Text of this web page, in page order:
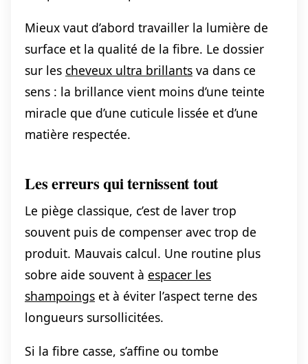
Mieux vaut d’abord travailler la lumière de
surface et la qualité de la fibre. Le dossier
sur les cheveux ultra brillants va dans ce
sens : la brillance vient moins d’une teinte
miracle que d’une cuticule lissée et d’une
matière respectée.
Les erreurs qui ternissent tout
Le piège classique, c’est de laver trop
souvent puis de compenser avec trop de
produit. Mauvais calcul. Une routine plus
sobre aide souvent à espacer les
shampoings et à éviter l’aspect terne des
longueurs sursollicitées.
Si la fibre casse, s’affine ou tombe